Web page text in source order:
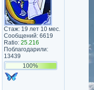
Стаж: 19 лет 10 мес.
Сообщений: 6619
Ratio: 25.216
Поблагодарили:
13439
100%